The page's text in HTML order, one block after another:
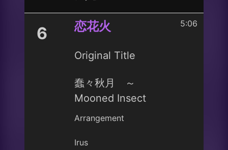
6 恋花火
Original Title
蠢々秋月 ～
Mooned Insect
Arrangement
Irus
5:06